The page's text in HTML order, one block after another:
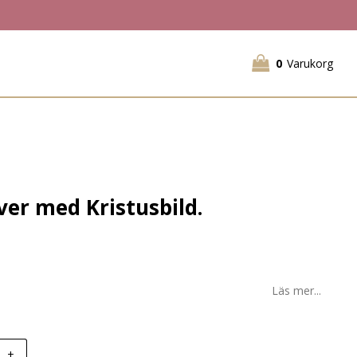
0 Varukorg
med Kristusbild.
Läs mer...